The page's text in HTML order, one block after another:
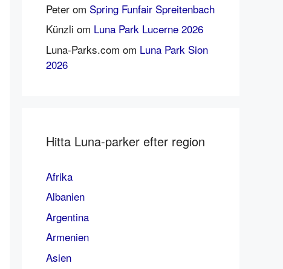
Peter om Spring Funfair Spreitenbach
Künzli om Luna Park Lucerne 2026
Luna-Parks.com om Luna Park Sion
2026
Hitta Luna-parker efter region
Afrika
Albanien
Argentina
Armenien
Asien